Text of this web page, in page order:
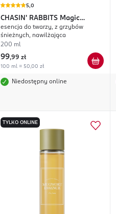
5,0
CHASIN' RABBITS Magic
Beauty Shroom
esencja do twarzy, z grzybów
śnieżnych, nawilżająca
200 ml
99,99 zł
100 ml = 50,00 zł
Niedostępny online
TYLKO ONLINE